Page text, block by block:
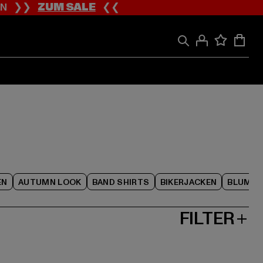
❯❯ZUM SALE❮❮
AUTUMN LOOK BAND SHIRTS BIKERJACKEN
FILTER